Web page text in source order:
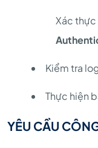
Xác thực
Kiểm tra
Thực hiện
YÊU CẦU